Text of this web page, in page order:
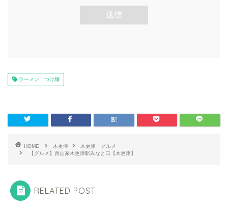
ラーメン つけ麺
HOME 木更津
木更津 グルメ
【グルメ】西山家木更津駅みなと口【木更津】
RELATED POST